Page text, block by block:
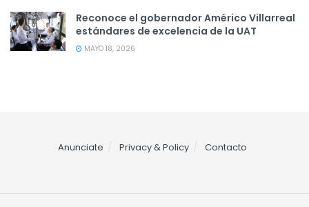
Reconoce el gobernador Américo Villarreal
estándares de excelencia de la UAT
MAYO 18, 2026
Anunciate Privacy & Policy Contacto